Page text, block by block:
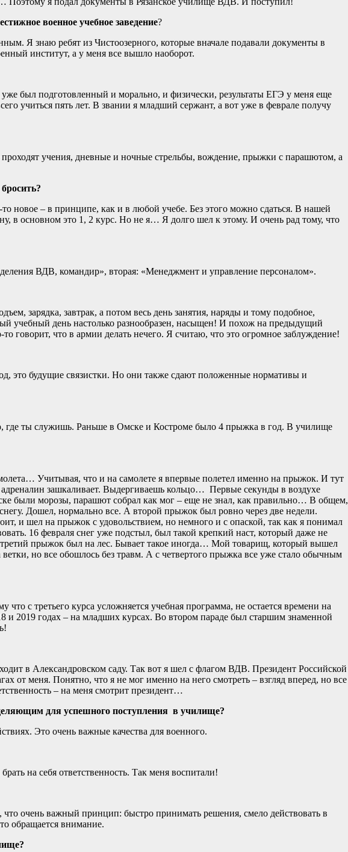
военное учебное заведение?
Я знаю ребят из Чистоозерного, которые вначале подавали документы в
институт, а у меня все вышло наоборот.
был подготовленный и морально, и физически, результаты ЕГЭ у меня еще
учиться пять лет. В звании я младший сержант, а вот уже в феврале получу
учения, дневные и ночные стрельбы, вождение, прыжки с парашютом, а
новое – в принципе, как и в любой учебе. Без этого можно сдаться. В нашей
в основном это 1, 2 курс. Но не я… Я долго шел к этому. И очень рад тому, что
ВДВ, командир», вторая: «Менеджмент и управление персоналом».
зарядка, завтрак, а потом весь день занятия, наряды и тому подобное,
день настолько разнообразен, насыщен! И похож на предыдущий
что в армии делать нечего. Я считаю, что это огромное заблуждение!
это будущие связистки. Но они также сдают положенные нормативы и
где ты служишь. Раньше в Омске и Костроме было 4 прыжка в год. В училище
Учитывая, что и на самолете я впервые полетел именно на прыжок. И тут
зашкаливает. Выдергиваешь кольцо… Первые секунды в воздухе
были морозы, парашют собрал как мог – еще не знал, как правильно… В общем,
Дошел, нормально все. А второй прыжок был ровно через две недели.
и шел на прыжок с удовольствием, но немного и с опаской, так как я понимал
16 февраля снег уже подстыл, был такой крепкий наст, который даже не
прыжок был на лес. Бывает такое иногда… Мой товарищ, который вышел
но все обошлось без травм. А с четвертого прыжка все уже стало обычным
с третьего курса усложняется учебная программа, не остается времени на
и 2019 годах – на младших курсах. Во втором параде был старшим знаменной
в Александровском саду. Так вот я шел с флагом ВДВ. Президент Российской
меня. Понятно, что я не мог именно на него смотреть – взгляд вперед, но все
– на меня смотрит президент…
для успешного поступления в училище?
Это очень важные качества для военного.
на себя ответственность. Так меня воспитали!
очень важный принцип: быстро принимать решения, смело действовать в
обращается внимание.